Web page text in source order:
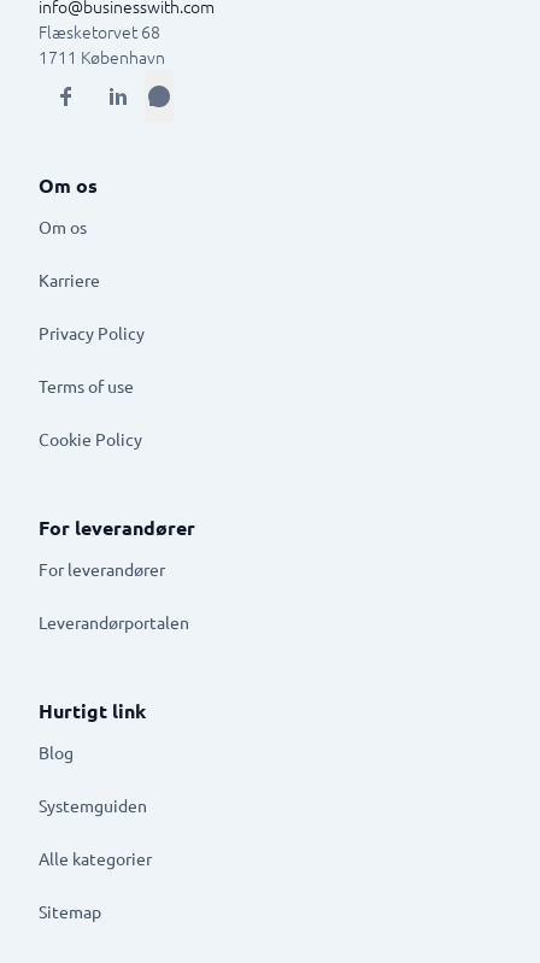
info@businesswith.com
Flæsketorvet 68
1711 København
Om os
Om os
Karriere
Privacy Policy
Terms of use
Cookie Policy
For leverandører
For leverandører
Leverandørportalen
Hurtigt link
Blog
Systemguiden
Alle kategorier
Sitemap